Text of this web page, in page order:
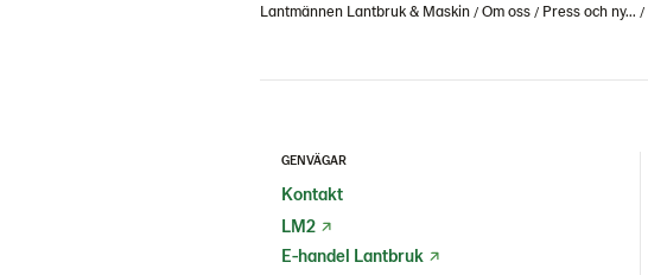
Lantmännen Lantbruk & Maskin Om oss Press och ny...
GENVÄGAR
Kontakt
LM2
E-handel Lantbruk